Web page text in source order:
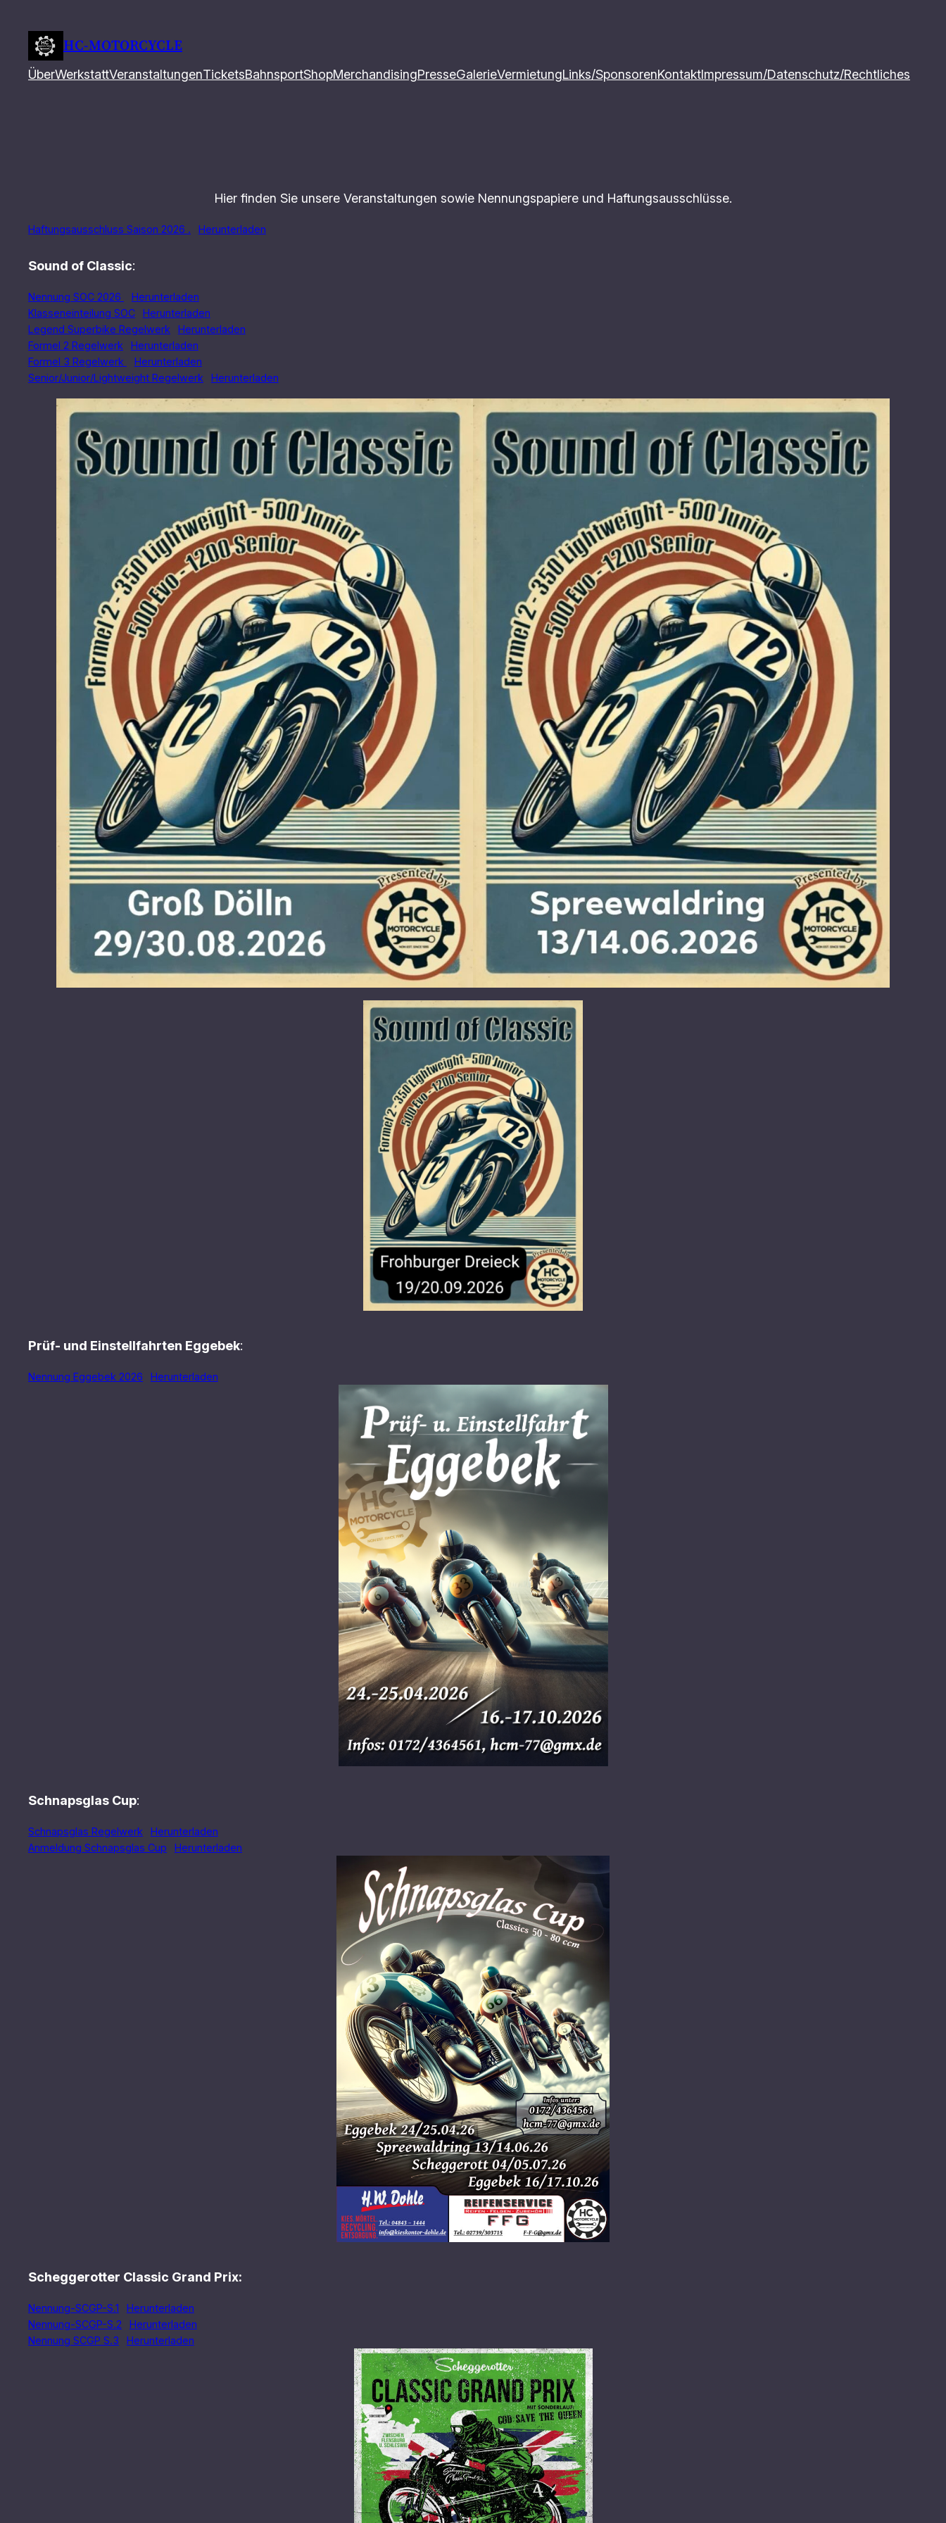
Inhalt
springen
HC-MOTORCYCLE
ÜberWerkstattVeranstaltungenTicketsBahnsportShopMerchandisingPresseGalerieVermietungLinks/SponsorenKontaktImpressum/Datenschutz/Rechtliches
Hier finden Sie unsere Veranstaltungen sowie Nennungspapiere und Haftungsausschlüsse.
Haftungsausschluss Saison 2026 . Herunterladen
Sound of Classic:
Nennung SOC 2026
Herunterladen
Klasseneinteilung SOC
Herunterladen
Legend Superbike Regelwerk
Herunterladen
Formel 2 Regelwerk
Herunterladen
Formel 3 Regelwerk
Herunterladen
Senior/Junior/Lightweight Regelwerk
Herunterladen
Prüf- und Einstellfahrten Eggebek:
Nennung Eggebek 2026 Herunterladen
Schnapsglas Cup:
Schnapsglas Regelwerk
Herunterladen
Anmeldung Schnapsglas Cup
Herunterladen
Scheggerotter Classic Grand Prix:
Nennung-SCGP-S.1
Herunterladen
Nennung-SCGP-S.2
Herunterladen
Nennung SCGP S.3
Herunterladen